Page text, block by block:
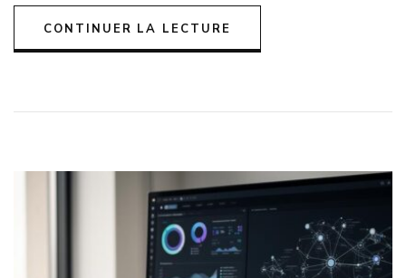
CONTINUER LA LECTURE